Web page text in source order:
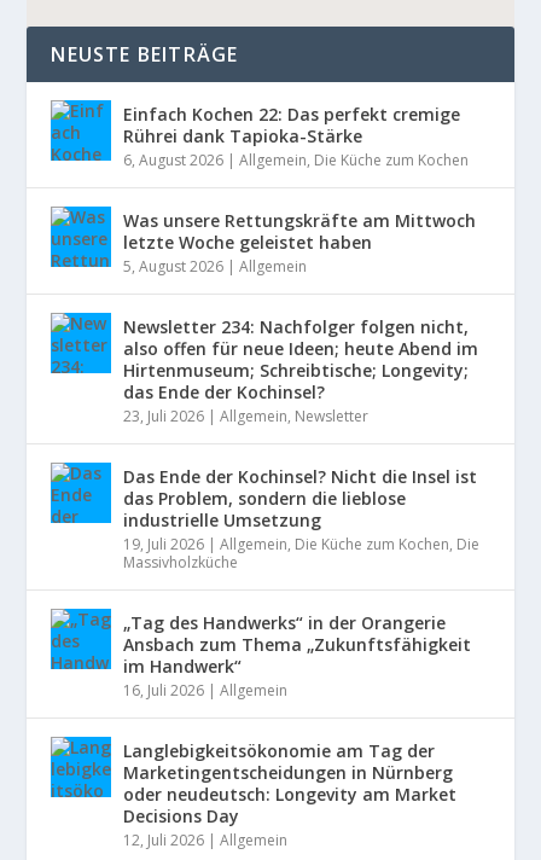
NEUSTE BEITRÄGE
Einfach Kochen 22: Das perfekt cremige
Rührei dank Tapioka-Stärke
6, August 2026 |Allgemein, Die Küche zum Kochen
Was unsere Rettungskräfte am Mittwoch
letzte Woche geleistet haben
5, August 2026 |Allgemein
Newsletter 234: Nachfolger folgen nicht,
also offen für neue Ideen; heute Abend im
Hirtenmuseum; Schreibtische; Longevity;
das Ende der Kochinsel?
23, Juli 2026 |Allgemein, Newsletter
Das Ende der Kochinsel? Nicht die Insel ist
das Problem, sondern die lieblose
industrielle Umsetzung
19, Juli 2026 |Allgemein, Die Küche zum Kochen, Die
Massivholzküche
„Tag des Handwerks“ in der Orangerie
Ansbach zum Thema „Zukunftsfähigkeit
im Handwerk“
16, Juli 2026 |Allgemein
Langlebigkeitsökonomie am Tag der
Marketingentscheidungen in Nürnberg
oder neudeutsch: Longevity am Market
Decisions Day
12, Juli 2026 |Allgemein